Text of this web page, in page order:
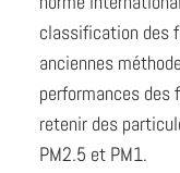
classification des
anciennes
performances des
retenir des
PM2.5 et PM1.